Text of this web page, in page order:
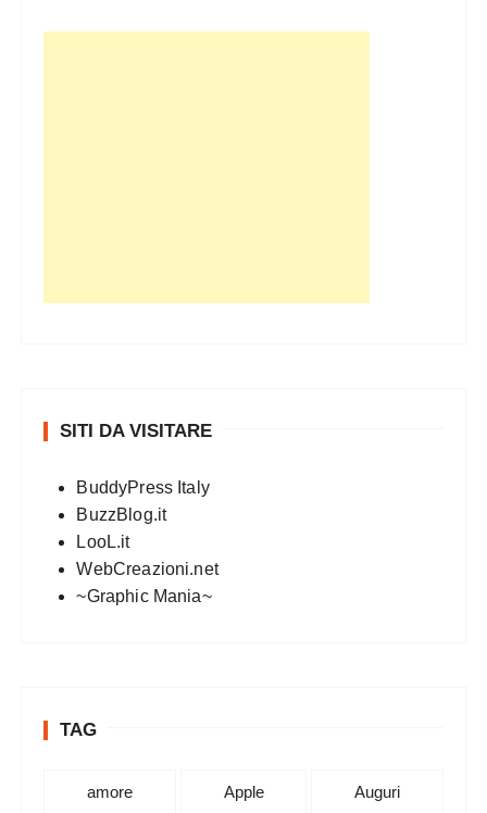
SITI DA VISITARE
BuddyPress Italy
BuzzBlog.it
LooL.it
WebCreazioni.net
~Graphic Mania~
TAG
amore Apple Auguri